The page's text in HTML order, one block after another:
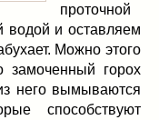
проточной
водой и оставляем
Можно этого
замоченный горох
него вымываются
способствуют